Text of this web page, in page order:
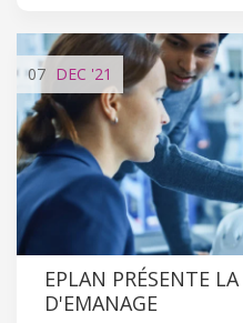
07 DEC '21
EPLAN PRÉSENTE
D'EMANAGE